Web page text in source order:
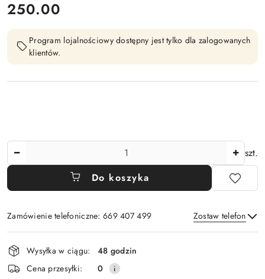
cena:
250.00
Program lojalnościowy dostępny jest tylko dla zalogowanych
klientów.
szt.
Do koszyka
Zamówienie telefoniczne: 669 407 499 Zostaw telefon
Wyślij
Dostępność
i
dostawa
Wysyłka w ciągu:
48 godzin
Cena przesyłki:
0